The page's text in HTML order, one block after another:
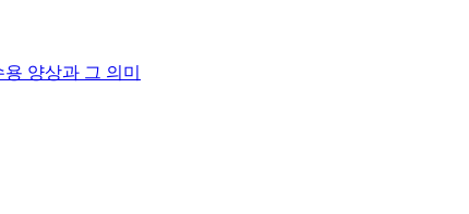
양상과 그 의미